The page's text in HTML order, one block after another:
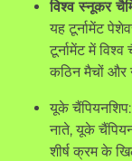
विश्व स्नूकर
यह टूर्नामेंट
टूर्नामेंट में
कठिन मैचों और
यूके
नाते, यूके
शीर्ष क्रम के